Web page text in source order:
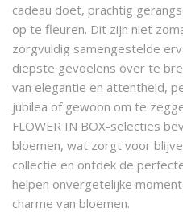
cadeau doet, prachtig
op te fleuren. Dit zijn niet
zorgvuldig samengestelde
diepste gevoelens over te
van elegantie en attentheid,
jubilea of gewoon om te
FLOWER IN BOX-selecties
bloemen, wat zorgt voor
collectie en ontdek de
helpen onvergetelijke
charme van bloemen.